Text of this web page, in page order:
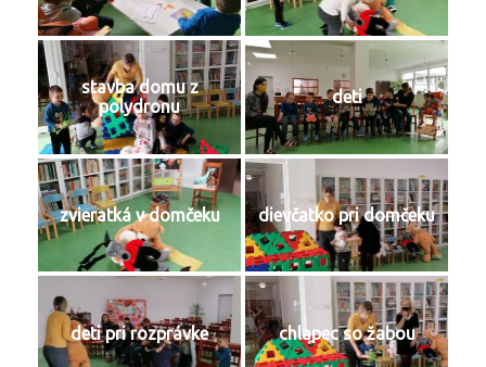
stavba domu z
polydronu
deti
zvieratká v domčeku dievčatko pri domčeku
deti pri rozprávke chlapec so žabou